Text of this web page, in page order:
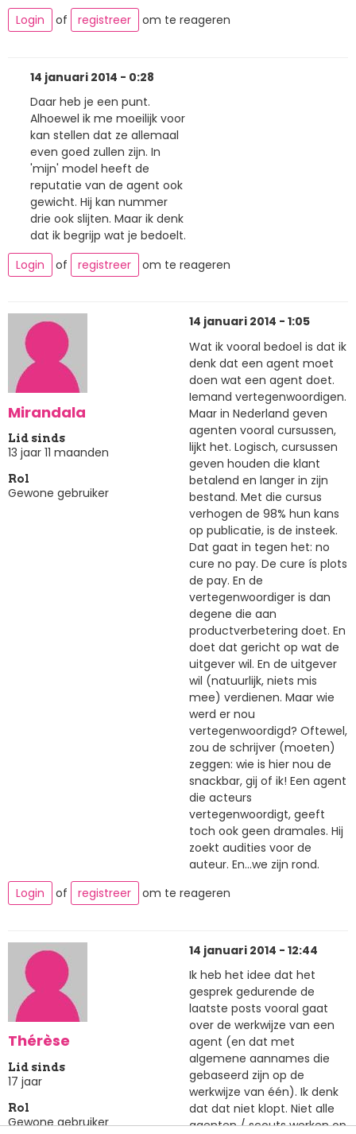
Login
of registreer om te reageren
14 januari 2014 - 0:28
Daar heb je een punt.
Alhoewel ik me moeilijk voor
kan stellen dat ze allemaal
even goed zullen zijn. In
'mijn' model heeft de
reputatie van de agent ook
gewicht. Hij kan nummer
drie ook slijten. Maar ik denk
dat ik begrijp wat je bedoelt.
Login
of registreer om te reageren
Mirandala
Lid sinds
13 jaar 11 maanden
Rol
Gewone gebruiker
14 januari 2014 - 1:05
Wat ik vooral bedoel is dat ik
denk dat een agent moet
doen wat een agent doet.
Iemand vertegenwoordigen.
Maar in Nederland geven
agenten vooral cursussen,
lijkt het. Logisch, cursussen
geven houden die klant
betalend en langer in zijn
bestand. Met die cursus
verhogen de 98% hun kans
op publicatie, is de insteek.
Dat gaat in tegen het: no
cure no pay. De cure ís plots
de pay. En de
vertegenwoordiger is dan
degene die aan
productverbetering doet. En
doet dat gericht op wat de
uitgever wil. En de uitgever
wil (natuurlijk, niets mis
mee) verdienen. Maar wie
werd er nou
vertegenwoordigd? Oftewel,
zou de schrijver (moeten)
zeggen: wie is hier nou de
snackbar, gij of ik! Een agent
die acteurs
vertegenwoordigt, geeft
toch ook geen dramales. Hij
zoekt audities voor de
auteur. En...we zijn rond.
Login
of registreer om te reageren
Thérèse
Lid sinds
17 jaar
Rol
Gewone gebruiker
14 januari 2014 - 12:44
Ik heb het idee dat het
gesprek gedurende de
laatste posts vooral gaat
over de werkwijze van een
agent (en dat met
algemene aannames die
gebaseerd zijn op de
werkwijze van één). Ik denk
dat dat niet klopt. Niet alle
agenten / scouts werken op